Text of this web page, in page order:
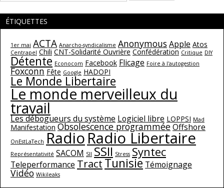
ÉTIQUETTES
1er mai ACTA Anarcho-syndicalisme AnonymousApple Atos
Centrapel Chili CNT-Solidarité Ouvrière Confédération Critique DIY
Détente Econocom Facebook Flicage Foire à l'autogestion
Foxconn Fête Google HADOPI
Le Monde Libertaire
Le monde merveilleux du
travail
Les débogueurs du système Logiciel libre LOPPSI Mad
Manifestation Obsolescence programméeOffshore
OnEstLaTech RadioRadio Libertaire
Représentativité SACOM SII SSII Stress Syntec
Teleperformance TractTunisie Témoignage
Vidéo Wikileaks